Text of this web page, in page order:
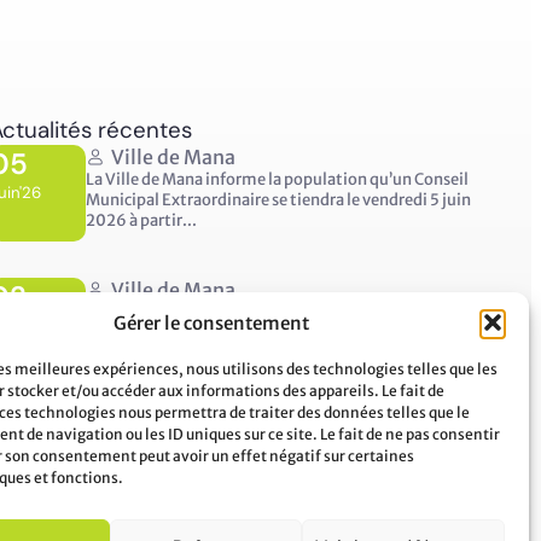
Gérer le consentement
meilleures expériences, nous utilisons des technologies telles que les
stocker et/ou accéder aux informations des appareils. Le fait de
technologies nous permettra de traiter des données telles que le
de navigation ou les ID uniques sur ce site. Le fait de ne pas consentir
son consentement peut avoir un effet négatif sur certaines
et fonctions.
récentes
Ville de Mana
La Ville de Mana informe la population qu’un Conseil
Municipal Extraordinaire se tiendra le vendredi 5 juin
2026 à partir...
Ville de Mana
COMMUNIQUÉ A LA POPULATION Panne des réseaux
Orange sur le territoire de Mana